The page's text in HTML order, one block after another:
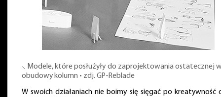
⸜ Modele, które posłużyły do zaprojektowania ostatecznej
obudowy kolumn • zdj. GP-Reblade
W swoich działaniach nie boimy się sięgać po kreatywność